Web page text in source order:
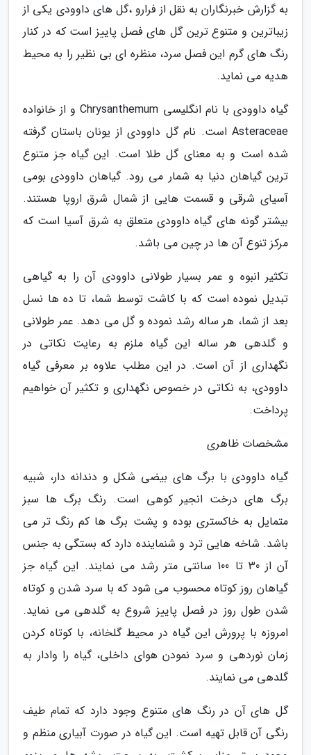
به گزارش خبرنگاران به نقل از فرارو ،گل های داوودی یکی از
زیباترین و متنوع ترین گل های فصل پاییز است که در کنار
رنگ های گرم این فصل سرد، منظره ای بی نظیر را به محیط
هدیه می نماید.
گیاه داوودی با نام انگلیسی Chrysanthemum و از خانواده
Asteraceae است. نام گل داوودی از یونان باستان گرفته
شده است و به معنای گل طلا است. این گیاه جز متنوع
ترین گیاهان دنیا به شمار می رود. گیاهان داوودی بومی
آسیای شرقی و قسمت هایی از شمال شرق اروپا هستند.
بیشتر گونه های گیاه داوودی متعلق به شرق آسیا است که
مرکز تنوع آن ها در چین می باشد.
تکثیر انبوه و عمر بسیار طولانی داوودی آن را به گیاهی
تبدیل نموده است که با کاشت توسط شما، تا ده ها نسل
بعد از شما، هر ساله رشد نموده و گل می دهد. عمر طولانی
و گلدهی هر ساله این گیاه ملزم به رعایت نکاتی در
نگهداری از آن است. در این مطلب علاوه بر معرفی گیاه
داوودی، به نکاتی در خصوص نگهداری و تکثیر آن خواهیم
پرداخت.
مشخصات ظاهری
گیاه داوودی با برگ های بیضی شکل و دندانه دار، شبیه
برگ های درخت انجیر کوهی است. رنگ برگ ها سبز
متمایل به خاکستری بوده و پشت برگ ها کم رنگ تر می
باشد. شاخه هایی ترد و شنماینده دارد که بستگی به جنس
آن از 30 تا 100 سانتی متر رشد می نمایند. این گیاه جز
گیاهان روز کوتاه محسوب می شود که با سرد شدن و کوتاه
شدن طول روز در فصل پاییز شروع به گلدهی می نماید.
امروزه با پرورش این گیاه در محیط گلخانه، با کوتاه کردن
زمان نوردهی و سرد نمودن هوای داخلی، گیاه را وادار به
گلدهی می نمایند.
گل های آن در رنگ های متنوع وجود دارد که تمام طیف
رنگی آن قابل تهیه است. این گیاه در صورت آبیاری منظم و